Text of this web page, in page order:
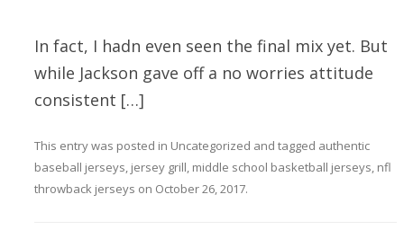
In fact, I hadn even seen the final mix yet. But
while Jackson gave off a no worries attitude
consistent […]
This entry was posted in Uncategorized and tagged authentic
baseball jerseys, jersey grill, middle school basketball jerseys, nfl
throwback jerseys on October 26, 2017.